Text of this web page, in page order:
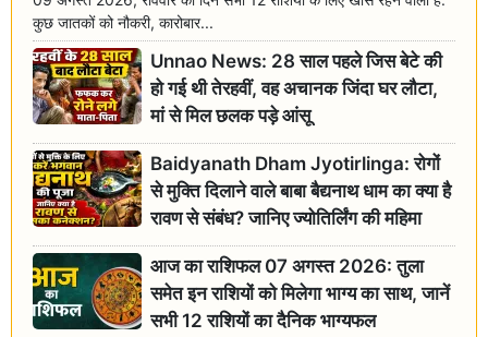
कुछ जातकों को नौकरी, कारोबार...
Unnao News: 28 साल पहले जिस बेटे की
हो गई थी तेरहवीं, वह अचानक जिंदा घर लौटा,
मां से मिल छलक पड़े आंसू
Baidyanath Dham Jyotirlinga: रोगों
से मुक्ति दिलाने वाले बाबा बैद्यनाथ धाम का क्या है
रावण से संबंध? जानिए ज्योतिर्लिंग की महिमा
आज का राशिफल 07 अगस्त 2026: तुला
समेत इन राशियों को मिलेगा भाग्य का साथ, जानें
सभी 12 राशियों का दैनिक भाग्यफल